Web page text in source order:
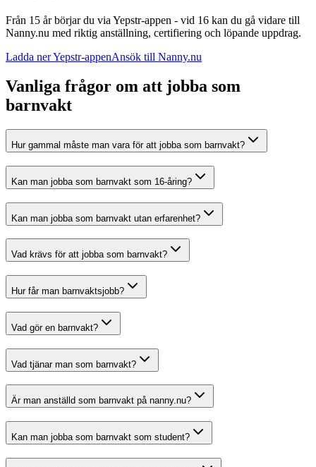
Från 15 år börjar du via Yepstr-appen - vid 16 kan du gå vidare till
Nanny.nu med riktig anställning, certifiering och löpande uppdrag.
Ladda ner Yepstr-appenAnsök till Nanny.nu
Vanliga frågor om att jobba som
barnvakt
Hur gammal måste man vara för att jobba som barnvakt?
Kan man jobba som barnvakt som 16-åring?
Kan man jobba som barnvakt utan erfarenhet?
Vad krävs för att jobba som barnvakt?
Hur får man barnvaktsjobb?
Vad gör en barnvakt?
Vad tjänar man som barnvakt?
Är man anställd som barnvakt på nanny.nu?
Kan man jobba som barnvakt som student?